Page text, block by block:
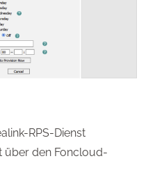
RPS-Dienst
über den Foncloud-